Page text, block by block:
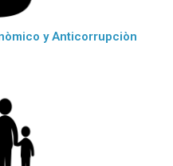
y Anticorrupciòn